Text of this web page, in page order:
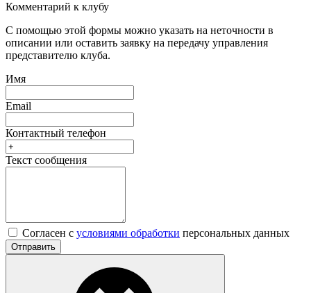
Комментарий к клубу
С помощью этой формы можно указать на неточности в
описании или оставить заявку на передачу управления
представителю клуба.
Имя
Email
Контактный телефон
Текст сообщения
Согласен с условиями обработки персональных данных
Отправить